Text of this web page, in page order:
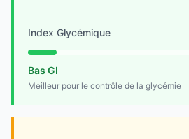
Index Glycémique
Bas GI
Meilleur pour le contrôle de la glycémie